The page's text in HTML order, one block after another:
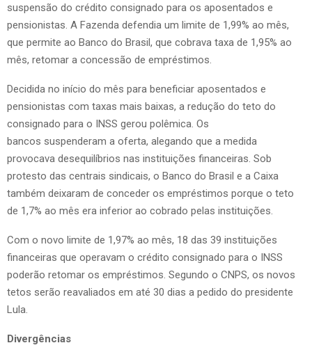
suspensão do crédito consignado para os aposentados e
pensionistas. A Fazenda defendia um limite de 1,99% ao mês,
que permite ao Banco do Brasil, que cobrava taxa de 1,95% ao
mês, retomar a concessão de empréstimos.
Decidida no início do mês para beneficiar aposentados e
pensionistas com taxas mais baixas, a redução do teto do
consignado para o INSS gerou polêmica. Os
bancos suspenderam a oferta, alegando que a medida
provocava desequilíbrios nas instituições financeiras. Sob
protesto das centrais sindicais, o Banco do Brasil e a Caixa
também deixaram de conceder os empréstimos porque o teto
de 1,7% ao mês era inferior ao cobrado pelas instituições.
Com o novo limite de 1,97% ao mês, 18 das 39 instituições
financeiras que operavam o crédito consignado para o INSS
poderão retomar os empréstimos. Segundo o CNPS, os novos
tetos serão reavaliados em até 30 dias a pedido do presidente
Lula.
Divergências